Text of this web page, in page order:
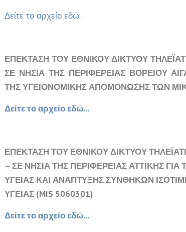
Δείτε το αρχείο εδώ...
ΕΠΕΚΤΑΣΗ ΤΟΥ ΕΘΝΙΚΟΥ ΔΙΚΤΥΟΥ
ΣΕ ΝΗΣΙΑ ΤΗΣ ΠΕΡΙΦΕΡΕΙΑΣ ΒΟΡΕΙΟΥ
ΤΗΣ ΥΓΕΙΟΝΟΜΙΚΗΣ ΑΠΟΜΟΝΩΣΗΣ ΤΩΝ
Δείτε το αρχείο εδώ...
ΕΠΕΚΤΑΣΗ ΤΟΥ ΕΘΝΙΚΟΥ ΔΙΚΤΥΟΥ
– ΣΕ ΝΗΣΙΑ ΤΗΣ ΠΕΡΙΦΕΡΕΙΑΣ ΑΤΤΙΚΗΣ
ΥΓΕΙΑΣ ΚΑΙ ΑΝΑΠΤΥΞΗΣ ΣΥΝΘΗΚΩΝ
ΥΓΕΙΑΣ (MIS 5060301)
Δείτε το αρχείο εδώ...